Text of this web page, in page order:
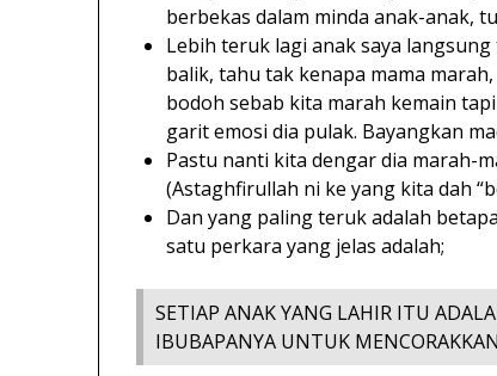
berbekas dalam minda anak-anak,
Lebih teruk lagi anak saya
balik, tahu tak kenapa mama
bodoh sebab kita marah kemain
garit emosi dia pulak. Bayangkan
Pastu nanti kita dengar dia marah-
(Astaghfirullah ni ke yang kita dah
Dan yang paling teruk adalah
satu perkara yang jelas adalah;
SETIAP ANAK YANG LAHIR ITU
IBUBAPANYA UNTUK